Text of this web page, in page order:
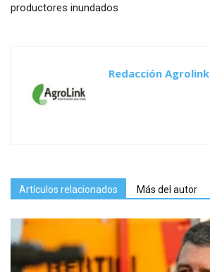
productores inundados
Redacción Agrolink
Artículos relacionados Más del autor